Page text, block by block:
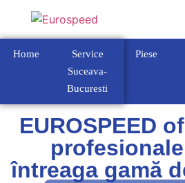
Home
Service
Suceava-
Bucuresti
Piese
EUROSPEED
întreaga gamă